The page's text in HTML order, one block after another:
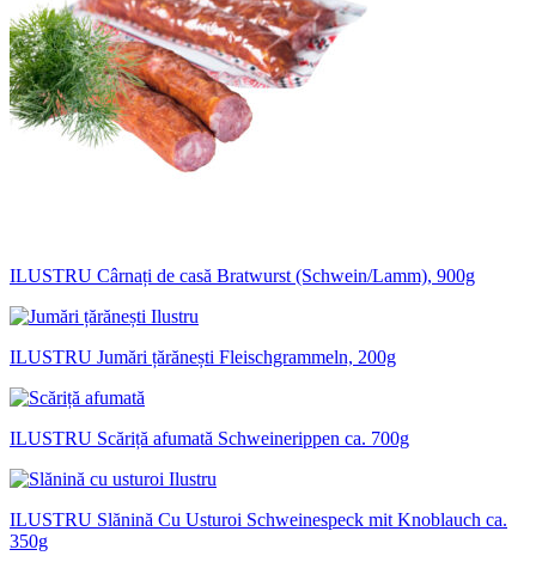
ILUSTRU Cârnați de casă Bratwurst (Schwein/Lamm), 900g
ILUSTRU Jumări țărănești Fleischgrammeln, 200g
ILUSTRU Scăriță afumată Schweinerippen ca. 700g
ILUSTRU Slănină Сu Usturoi Schweinespeck mit Knoblauch ca.
350g